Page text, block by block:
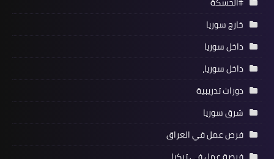
خارج سوريا
داخل سوريا
داخل سوريا،
دورات تدريبية
شرق سوريا
فرص عمل في العراق